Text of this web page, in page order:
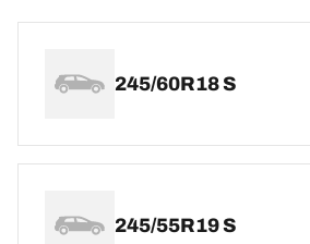
245/60R18 S
245/55R19 S